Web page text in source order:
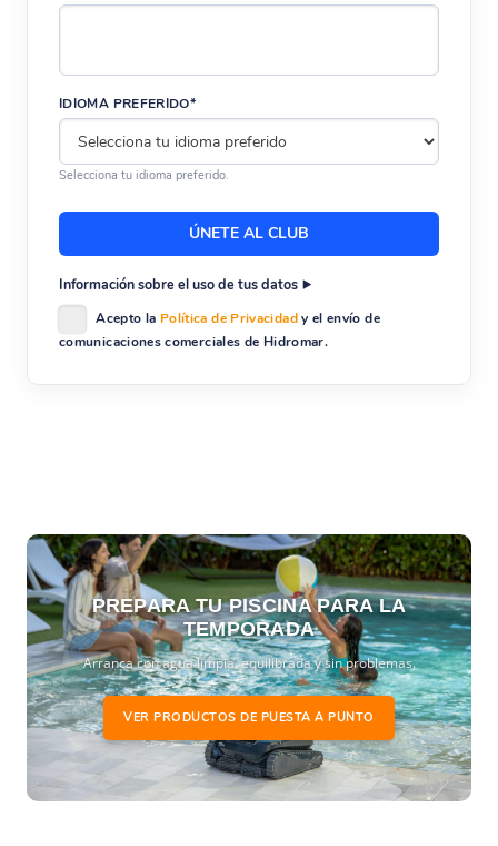
IDIOMA PREFERIDO*
Selecciona tu idioma preferido.
Información sobre el uso de tus datos
Acepto la Política de Privacidady el envío de
comunicaciones comerciales de Hidromar.
PREPARA TU PISCINA PARA LA
TEMPORADA
Arranca con agua limpia, equilibrada y sin problemas.
VER PRODUCTOS DE PUESTA A PUNTO